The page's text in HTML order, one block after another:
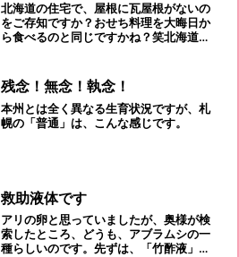
北海道の住宅で、屋根に瓦屋根がないの
をご存知ですか？おせち料理を大晦日か
ら食べるのと同じですかね？笑北海道な
残念！無念！執念！
本州とは全く異なる生育状況ですが、札
幌の「普通」は、こんな感じです。
救助液体です
アリの卵と思っていましたが、奥様が検
索したところ、どうも、アブラムシの一
種らしいのです。先ずは、「竹酢液」。